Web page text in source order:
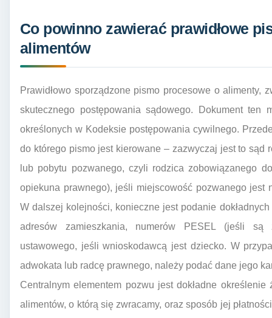
Co powinno zawierać prawidłowe
alimentów
Prawidłowo sporządzone pismo procesowe o alimenty,
skutecznego postępowania sądowego. Dokument ten
określonych w Kodeksie postępowania cywilnego.
do którego pismo jest kierowane – zazwyczaj jest to sąd
lub pobytu pozwanego, czyli rodzica zobowiązanego
opiekuna prawnego), jeśli miejscowość pozwanego jest
W dalszej kolejności, konieczne jest podanie
adresów zamieszkania, numerów PESEL (jeśli
ustawowego, jeśli wnioskodawcą jest dziecko. W
adwokata lub radcę prawnego, należy podać dane jego
Centralnym elementem pozwu jest dokładne
alimentów, o którą się zwracamy, oraz sposób jej